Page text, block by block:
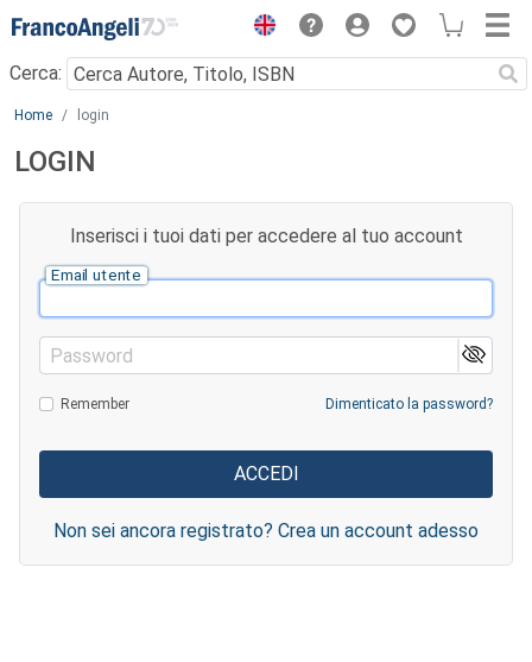
Menu
Cerca:
Main content
Home login
LOGIN
Inserisci i tuoi dati per accedere al tuo account
Email utente
Password
Remember Dimenticato la password?
Non sei ancora registrato? Crea un account adesso